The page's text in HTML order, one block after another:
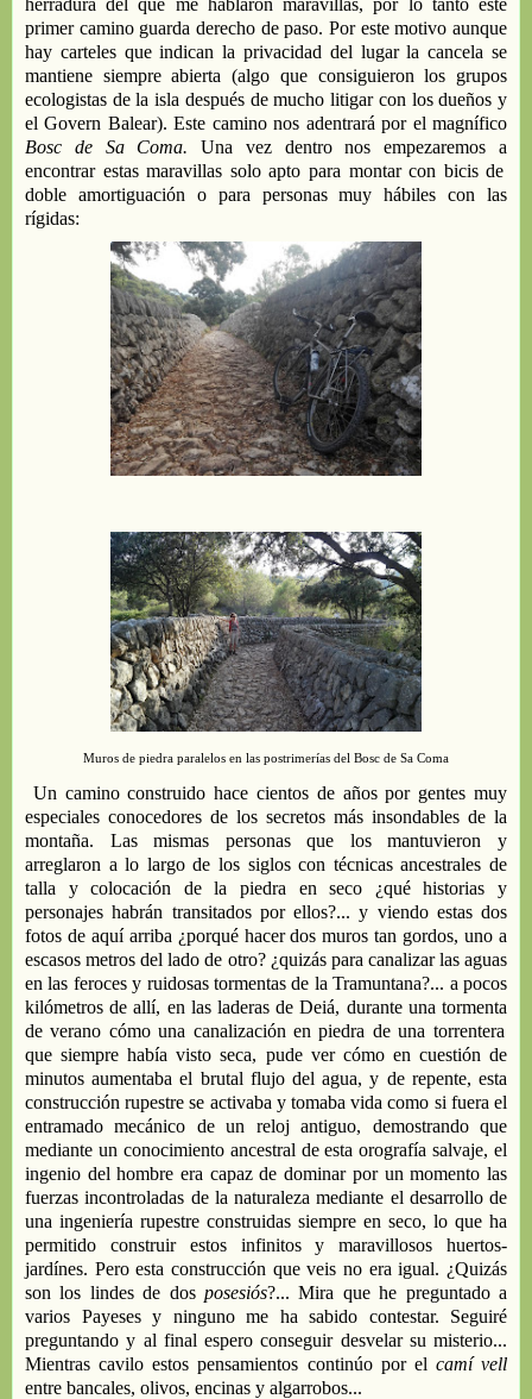
herradura del que me hablaron maravillas, por lo tanto este
primer camino guardaderecho de paso. Por estemotivo aunque
hay carteles que indican la privacidad del lugar la cancela se
mantiene siempre abierta (algo que consiguieron los grupos
ecologistas de la isla después de mucho litigar con los dueños y
elGovern Balear). Este camino nos adentrará por el magnífico
Bosc de Sa Coma. Una vez dentro nos empezaremos a
encontrarestas maravillas solo apto para montar con bicis de
doble amortiguación o para personas muy hábiles con las
rígidas:
Muros de piedra paralelos en las postrimerías del Bosc de Sa Coma
Un camino construido hace cientos de añospor gentes muy
especiales conocedores de los secretos más insondables de la
montaña. Las mismas personas que losmantuvierony
arreglaron a lo largo de los siglos con técnicas ancestrales de
talla y colocación de lapiedra en seco ¿qué historiasy
personajeshabrán transitados por ellos?... y viendo estas dos
fotos de aquí arriba ¿porqué hacerdos muros tan gordos, unoa
escasos metros del lado de otro? ¿quizás para canalizar las aguas
enlas feroces y ruidosastormentas de la Tramuntana?... a pocos
kilómetros de allí, en las laderas de Deiá, durante una tormenta
de verano cómo una canalización en piedra de una torrentera
que siempre había visto seca, pude ver cómo en cuestión de
minutos aumentaba el brutal flujo del agua,y de repente, esta
construcción rupestrese activaba y tomaba vidacomo si fuera el
entramado mecánico de un reloj antiguo, demostrando que
mediante un conocimiento ancestral de esta orografía salvaje, el
ingenio del hombre era capaz de dominar por un momento las
fuerzas incontroladas de la naturaleza mediante el desarrollo de
una ingeniería rupestre construidas siempre en seco, lo que ha
permitido construir estos infinitos y maravillososhuertos-
jardínes. Pero esta construcción que veisno era igual. ¿Quizás
son los lindes de dos posesiós?... Mira que he preguntado a
varios Payeses y ninguno me ha sabido contestar. Seguiré
preguntando y al final espero conseguirdesvelar su misterio...
Mientras cavilo estos pensamientos continúo por el camí vell
entre bancales, olivos, encinas y algarrobos...